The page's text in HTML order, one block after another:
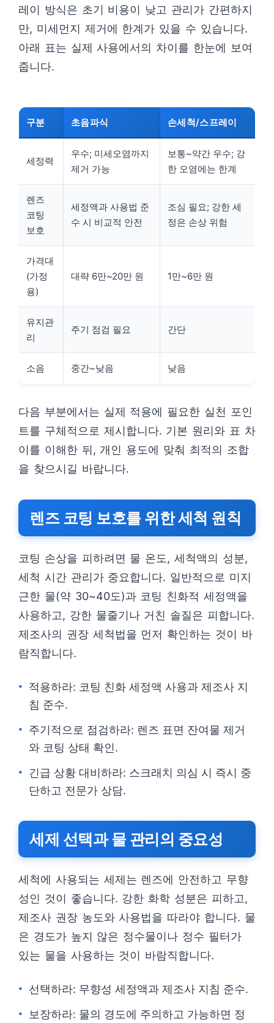
레이 방식은 초기 비용이 낮고 관리가 간편하지
만, 미세먼지 제거에 한계가 있을 수 있습니다.
아래 표는 실제 사용에서의 차이를 한눈에 보여
줍니다.
구분 초음파식 손세척/스프레이
세정력
우수; 미세오염까지
제거 가능
보통~약간 우수; 강
한 오염에는 한계
렌즈
코팅
보호
세정액과 사용법 준
수 시 비교적 안전
조심 필요; 강한 세
정은 손상 위험
가격대
(가정
용)
대략 6만~20만 원 1만~6만 원
유지관
리
주기 점검 필요 간단
소음 중간~낮음 낮음
다음 부분에서는 실제 적용에 필요한 실천 포인
트를 구체적으로 제시합니다. 기본 원리와 표 차
이를 이해한 뒤, 개인 용도에 맞춰 최적의 조합
을 찾으시길 바랍니다.
렌즈 코팅 보호를 위한 세척 원칙
코팅 손상을 피하려면 물 온도, 세척액의 성분,
세척 시간 관리가 중요합니다. 일반적으로 미지
근한 물(약 30~40도)과 코팅 친화적 세정액을
사용하고, 강한 물줄기나 거친 솔질은 피합니다.
제조사의 권장 세척법을 먼저 확인하는 것이 바
람직합니다.
적용하라: 코팅 친화 세정액 사용과 제조사 지
침 준수.
주기적으로 점검하라: 렌즈 표면 잔여물 제거
와 코팅 상태 확인.
긴급 상황 대비하라: 스크래치 의심 시 즉시 중
단하고 전문가 상담.
세제 선택과 물 관리의 중요성
세척에 사용되는 세제는 렌즈에 안전하고 무향
성인 것이 좋습니다. 강한 화학 성분은 피하고,
제조사 권장 농도와 사용법을 따라야 합니다. 물
은 경도가 높지 않은 정수물이나 정수 필터가
있는 물을 사용하는 것이 바람직합니다.
선택하라: 무향성 세정액과 제조사 지침 준수.
보장하라: 물의 경도에 주의하고 가능하면 정